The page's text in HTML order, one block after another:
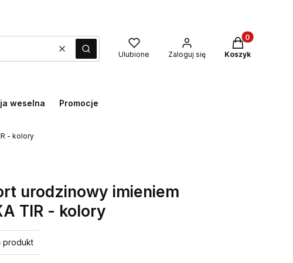
WyczyśćSzukaj Ulubione Zaloguj się
Produkty w
Koszyk
weselna Promocje
- kolory
urodzinowy imieniem
TIR - kolory
produkt